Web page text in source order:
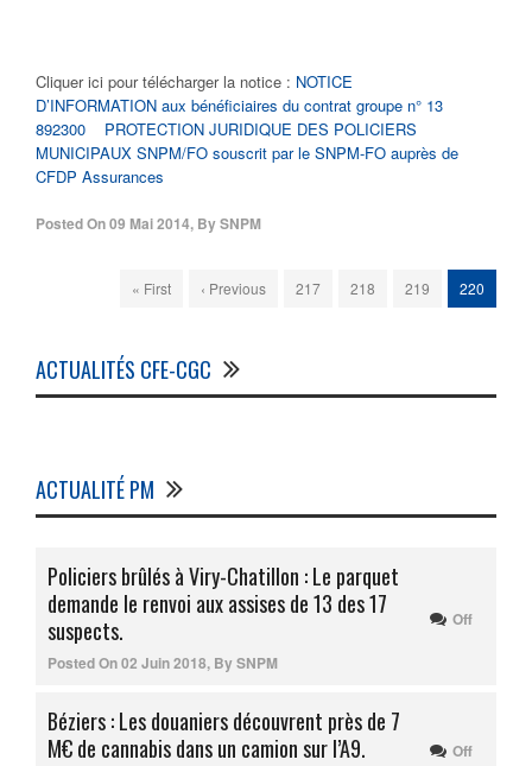
Cliquer ici pour télécharger la notice : NOTICE
D’INFORMATION aux bénéficiaires du contrat groupe n° 13
892300 PROTECTION JURIDIQUE DES POLICIERS
MUNICIPAUX SNPM/FO souscrit par le SNPM-FO auprès de
CFDP Assurances
Posted On09 Mai 2014, BySNPM
« First ‹ Previous 217 218 219 220
ACTUALITÉS CFE-CGC
ACTUALITÉ PM
Policiers brûlés à Viry-Chatillon : Le parquet
demande le renvoi aux assises de 13 des 17
suspects.
Posted On02 Juin 2018, BySNPM
Off
Béziers : Les douaniers découvrent près de 7
M€ de cannabis dans un camion sur l’A9.
Off